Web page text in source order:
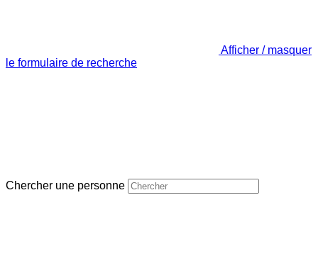
Afficher / masquer
le formulaire de recherche
Chercher une personne